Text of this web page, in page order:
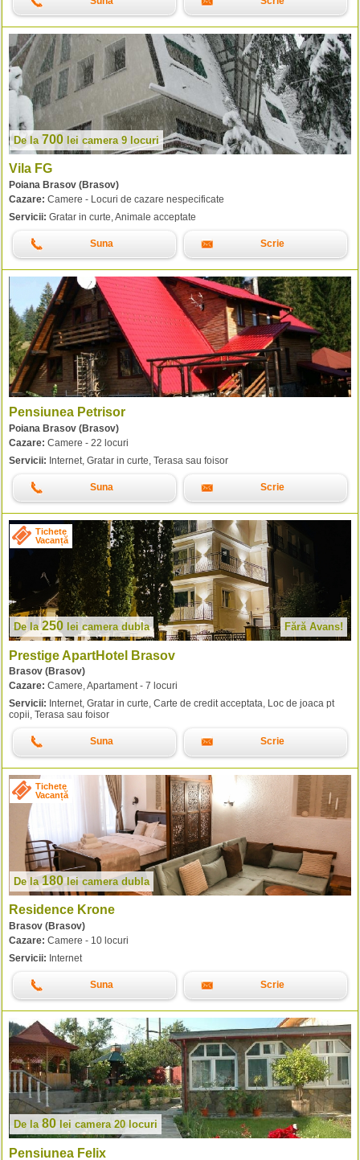
De la 700 lei camera 9 locuri
Vila FG
Poiana Brasov (Brasov)
Cazare: Camere - Locuri de cazare nespecificate
Servicii: Gratar in curte, Animale acceptate
Suna Scrie
Pensiunea Petrisor
Poiana Brasov (Brasov)
Cazare: Camere - 22 locuri
Servicii: Internet, Gratar in curte, Terasa sau foisor
Suna Scrie
Tichete
Vacanță
De la250 lei camera dubla Fără Avans!
Prestige ApartHotel Brasov
Brasov (Brasov)
Cazare: Camere, Apartament - 7 locuri
Servicii: Internet, Gratar in curte, Carte de credit acceptata, Loc de joaca pt
copii, Terasa sau foisor
Suna Scrie
Tichete
Vacanță
De la 180 lei camera dubla
Residence Krone
Brasov (Brasov)
Cazare: Camere - 10 locuri
Servicii: Internet
Suna Scrie
De la 80 lei camera 20 locuri
Pensiunea Felix